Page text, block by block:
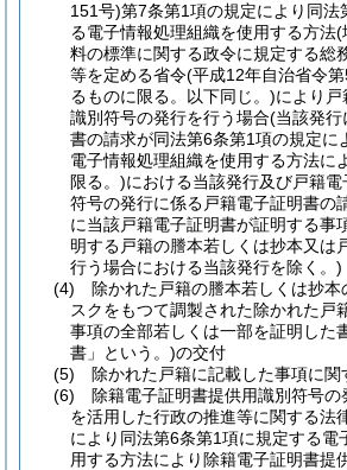
151号)第7条第1項の規定により同法
る電子情報処理組織を使用する方法(
料の標準に関する政令に規定する総
等を定める省令(平成12年自治省令
るものに限る。以下同じ。)により戸
識別符号の発行を行う場合(当該発行
書の請求が同法第6条第1項の規定に
電子情報処理組織を使用する方法に
限る。)における当該発行及び戸籍電
符号の発行に係る戸籍電子証明書の
に当該戸籍電子証明書が証明する事
明する戸籍の謄本若しくは抄本又は
行う場合における当該発行を除く。)
(4)
除かれた戸籍の謄本若しくは抄本
スクをもつて調製された除かれた戸
事項の全部若しくは一部を証明した
書」という。)の交付
(5)
除かれた戸籍に記載した事項に関
(6)
除籍電子証明書提供用識別符号の
を活用した行政の推進等に関する法
により同法第6条第1項に規定する電
用する方法により除籍電子証明書提